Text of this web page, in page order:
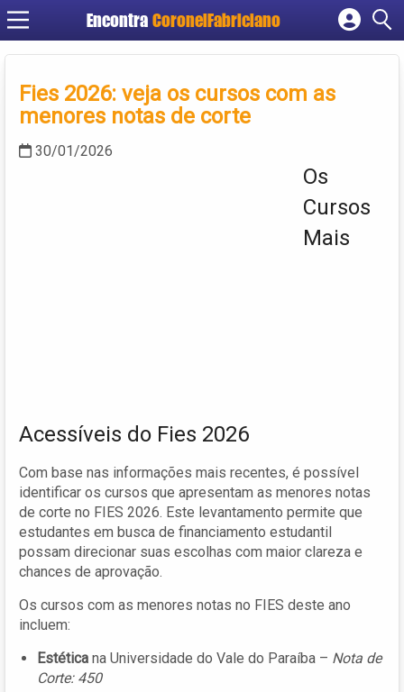
Encontra CoronelFabriciano
Cadastrar empresa
Criar conta
Fies 2026: veja os cursos com as
menores notas de corte
30/01/2026
Os
Cursos
Mais
Acessíveis do Fies 2026
Com base nas informações mais recentes, é possível
identificar os cursos que apresentam as menores notas
de corte no FIES 2026. Este levantamento permite que
estudantes em busca de financiamento estudantil
possam direcionar suas escolhas com maior clareza e
chances de aprovação.
Os cursos com as menores notas no FIES deste ano
incluem:
Estética na Universidade do Vale do Paraíba – Nota de
Corte: 450